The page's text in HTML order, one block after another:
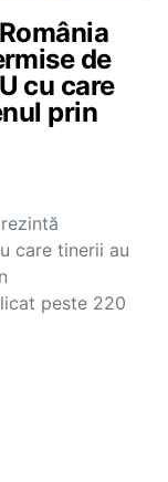
de
cu care
prin
care tinerii au
peste 220